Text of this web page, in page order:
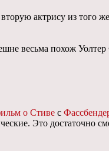
актрису из
весьма похож
о Стиве с
Это достаточно